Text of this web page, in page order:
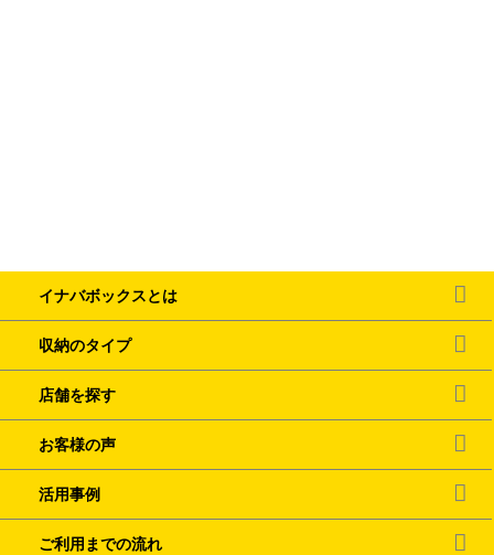
イナバボックスとは
収納のタイプ
店舗を探す
お客様の声
活用事例
ご利用までの流れ